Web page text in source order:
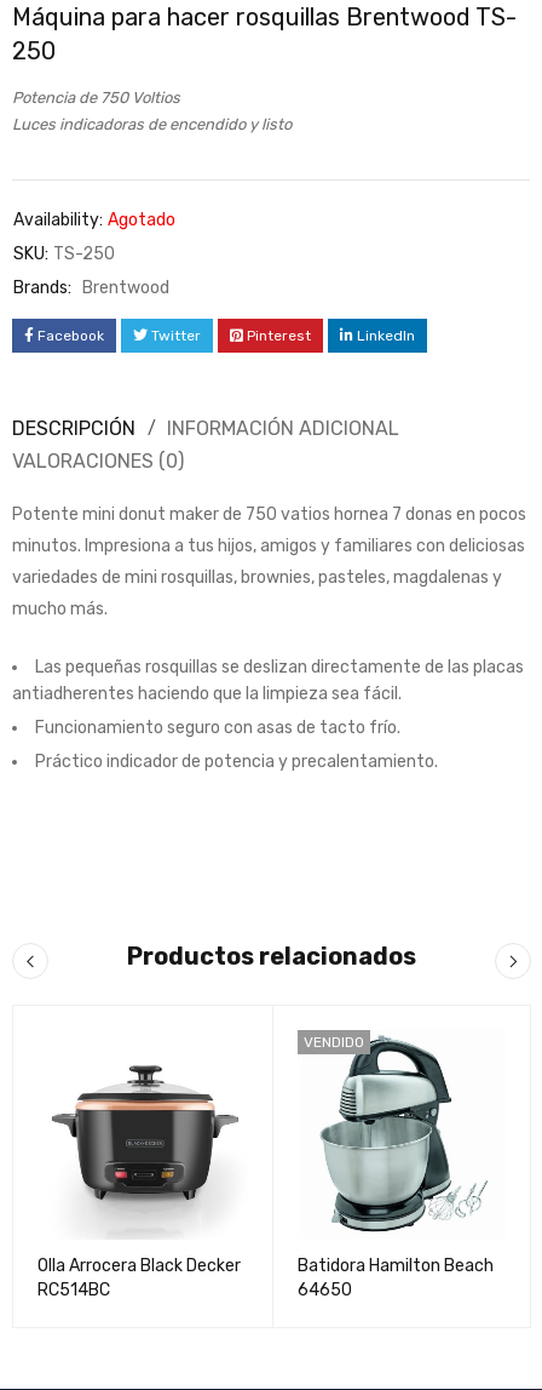
Máquina para hacer rosquillas Brentwood TS-
250
Potenciade 750 Voltios
Luces indicadoras de encendido y listo
Availability: Agotado
SKU: TS-250
Brands:
Brentwood
Facebook Twitter Pinterest LinkedIn
DESCRIPCIÓN
INFORMACIÓN ADICIONAL
VALORACIONES (0)
Potente mini donut maker de 750 vatios hornea 7 donas en pocos
minutos. I mpresiona a tus hijos, amigos y familiares con deliciosas
variedades de mini rosquillas, brownies, pasteles, magdalenas y
mucho más.
Las pequeñas rosquillas se deslizan directamente de las placas
antiadherentes haciendo que la limpieza sea fácil.
Funcionamiento seguro con asas de tacto frío.
Práctico indicador de potencia y precalentamiento.
Productos relacionados
Olla Arrocera Black Decker
RC514BC
VENDIDO
Batidora Hamilton Beach
64650